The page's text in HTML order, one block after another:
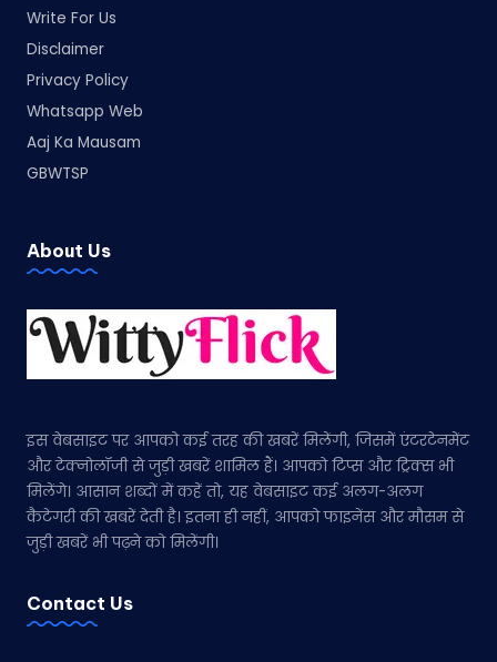
Write For Us
Disclaimer
Privacy Policy
Whatsapp Web
Aaj Ka Mausam
GBWTSP
About Us
इस वेबसाइट पर आपको कई तरह की खबरें मिलेंगी, जिसमें एंटरटेनमेंट
और टेक्नोलॉजी से जुड़ी खबरें शामिल हैं। आपको टिप्स और ट्रिक्स भी
मिलेंगे। आसान शब्दों में कहें तो, यह वेबसाइट कई अलग-अलग
कैटेगरी की खबरें देती है। इतना ही नहीं, आपको फाइनेंस और मौसम से
जुड़ी खबरें भी पढ़ने को मिलेंगी।
Contact Us